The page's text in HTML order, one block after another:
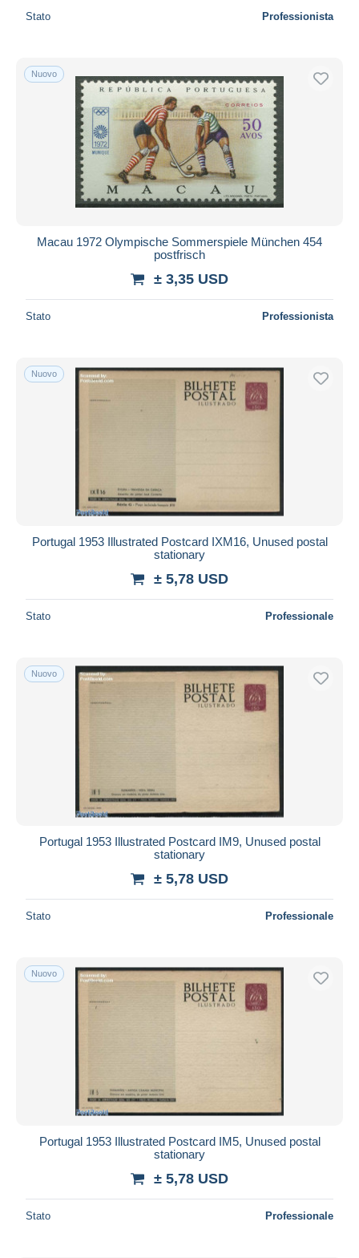
Stato Professionista
Nuovo
Macau 1972 Olympische Sommerspiele München 454
postfrisch
± 3,35 USD
Stato Professionista
Nuovo
Portugal 1953 Illustrated Postcard IXM16, Unused postal
stationary
± 5,78 USD
Stato Professionale
Nuovo
Portugal 1953 Illustrated Postcard IM9, Unused postal
stationary
± 5,78 USD
Stato Professionale
Nuovo
Portugal 1953 Illustrated Postcard IM5, Unused postal
stationary
± 5,78 USD
Stato Professionale